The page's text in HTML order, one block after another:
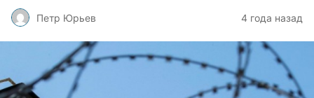
Петр Юрьев 4 года назад